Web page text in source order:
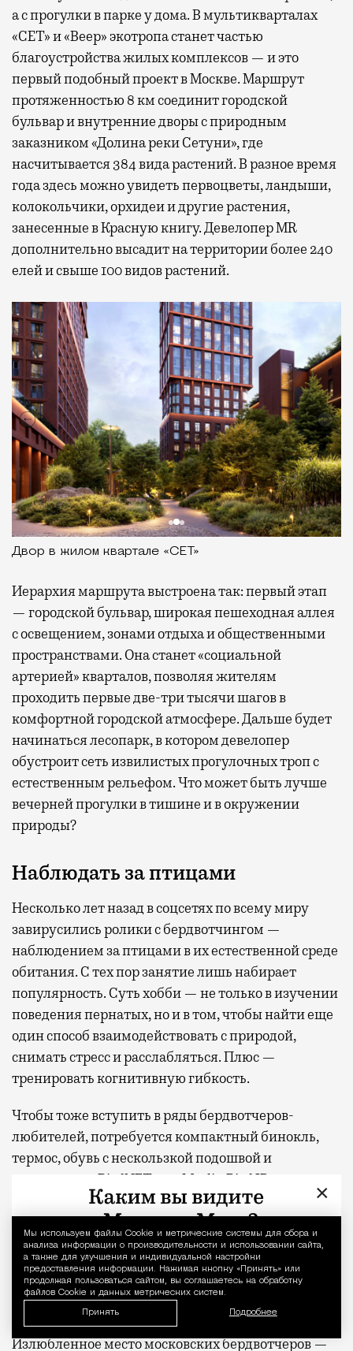
Уведомление
Мы используем файлы Сookie и метрические системы для сбора и
анализа информации о производительности и использовании сайта,
а также для улучшения и индивидуальной настройки
предоставления информации. Нажимая кнопку «Принять» или
продолжая пользоваться сайтом, вы соглашаетесь на обработку
файлов Cookie и данных метрических систем.
Принять Подробнее
а с прогулки в парке у дома. В мультикварталах
«СЕТ» и «Веер» экотропа станет частью
благоустройства жилых комплексов — и это
первый подобный проект в Москве. Маршрут
протяженностью 8 км соединит городской
бульвар и внутренние дворы с природным
заказником «Долина реки Сетуни», где
насчитывается 384 вида растений. В разное время
года здесь можно увидеть первоцветы, ландыши,
колокольчики, орхидеи и другие растения,
занесенные в Красную книгу. Девелопер MR
дополнительно высадит на территории более 240
елей и свыше 100 видов растений.
Двор в жилом квартале «СЕТ»
Иерархия маршрута выстроена так: первый этап
— городской бульвар, широкая пешеходная аллея
с освещением, зонами отдыха и общественными
пространствами. Она станет «социальной
артерией» кварталов, позволяя жителям
проходить первые две-три тысячи шагов в
комфортной городской атмосфере. Дальше будет
начинаться лесопарк, в котором девелопер
обустроит сеть извилистых прогулочных троп с
естественным рельефом. Что может быть лучше
вечерней прогулки в тишине и в окружении
природы?
Наблюдать за птицами
Несколько лет назад в соцсетях по всему миру
завирусились ролики с бердвотчингом —
наблюдением за птицами в их естественной среде
обитания. С тех пор занятие лишь набирает
популярность. Суть хобби — не только в изучении
поведения пернатых, но и в том, чтобы найти еще
один способ взаимодействовать с природой,
снимать стресс и расслабляться. Плюс —
тренировать когнитивную гибкость.
Чтобы тоже вступить в ряды бердвотчеров-
любителей, потребуется компактный бинокль,
термос, обувь с нескользкой подошвой и
приложение BirdNET или Merlin Bird ID, которое
помогает распознавать птиц по голосу. Новичкам
лучше сначала сходить на экскурсию с опытными
бердвотчерами, например, от проекта
Birdwatching Moscow. А если планируете начинать
самостоятельно, выбирайте парки с водоемами:
водоплавающих птиц проще заметить.
Излюбленное место московских бердвотчеров —
×